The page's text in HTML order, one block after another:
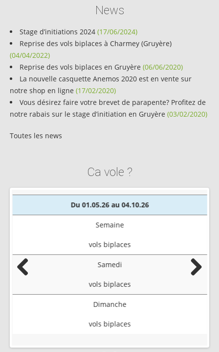
News
Stage d’initiations 2024 (17/06/2024)
Reprise des vols biplaces à Charmey (Gruyère)
(04/04/2022)
Reprise des vols biplaces en Gruyère (06/06/2020)
La nouvelle casquette Anemos 2020 est en vente sur
notre shop en ligne (17/02/2020)
Vous désirez faire votre brevet de parapente? Profitez de
notre rabais sur le stage d’initiation en Gruyère (03/02/2020)
Toutes les news
Ca vole ?
Du 01.05.26 au 04.10.26
Semaine
vols biplaces
Samedi
vols biplaces
Dimanche
vols biplaces